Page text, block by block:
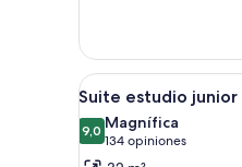
Ver
todas
las
fotos
8
Suite estudio junior
9,09,0 de 10
Magnífica
134 opiniones
(134